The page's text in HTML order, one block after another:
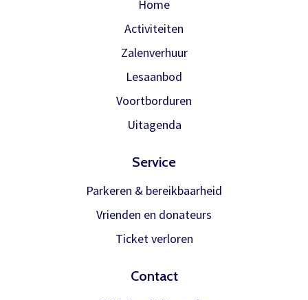
Home
Activiteiten
Zalenverhuur
Lesaanbod
Voortborduren
Uitagenda
Service
Parkeren & bereikbaarheid
Vrienden en donateurs
Ticket verloren
Contact